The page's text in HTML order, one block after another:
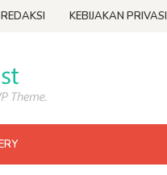
REDAKSI KEBIJAKAN PRIVASI